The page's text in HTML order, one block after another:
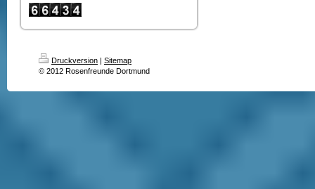
Druckversion | Sitemap
© 2012 Rosenfreunde Dortmund